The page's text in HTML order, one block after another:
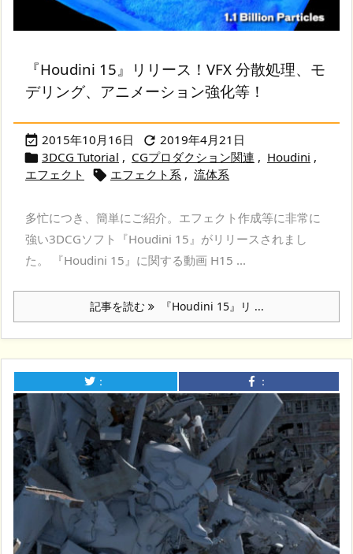
『Houdini 15』リリース！VFX 分散処理、モ
デリング、アニメーション強化等！
 2015年10月16日  2019年4月21日
 3DCG Tutorial , CGプロダクション関連 , Houdini ,
エフェクト
 エフェクト系 , 流体系
多忙につき、簡単にご紹介。エフェクト作成等に非常に
強い3DCGソフト『Houdini 15』がリリースされまし
た。 『Houdini 15』に関する動画 H15 ...
記事を読む 『Houdini 15』リ ...
： ：